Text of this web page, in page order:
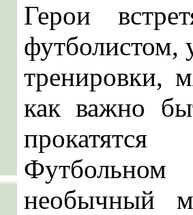
Герои
футболистом,
тренировки,
как важно
Футбольном
необычный